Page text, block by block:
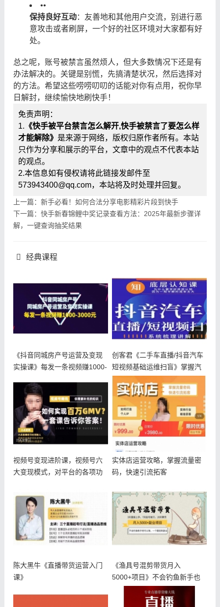
••
保持良好互动：友善地和其他用户交流，别进行恶
意攻击或者刷屏，一个好的社区环境对大家都有好
处。
总之呢，账号被禁言虽然烦人，但大多数情况下还是有
办法解决的。关键是别慌，先搞清楚状况，然后选择对
的方法。希望这些唠唠叨叨的话能对你有点用，祝你早
日解封，继续愉快地刷快手！
免责声明：
1. 《快手被平台禁言怎么解开,快手被禁言了要怎么样
才能解除》 是来源于网络，版权归原作者所有。本站
只作为分享和展示的平台，文章中的观点不代表本站
的观点。
2.本信息如有侵权请将此链接发邮件至
573943400@qq.com，本站将及时处理并回复。
上一篇：新手必看！如何合法分享电影精彩片段到快手
下一篇：快手新春锦鲤中奖记录查看方法：2025年最新步骤详
解，一键查询抽奖结果
经典课程
《抖音同城房产号运营及变现
实操课》每发一条视频赚1000-
创客君《二手车直播/抖音汽车
短视频基础运维扫盲》掌握汽
视频号变现进阶课，视频号六
大变现模式，对平台的各项功
实体店运营攻略，掌握流量密
码，快速引流拓客
陈大黑牛《直播带货运营入门
课》
《渔具号混剪带货月入
5000+项目》不会钓鱼新手也
可以做，一